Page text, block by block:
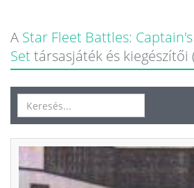
A Star Fleet Battles:
Settársasjáték és kiegészítői